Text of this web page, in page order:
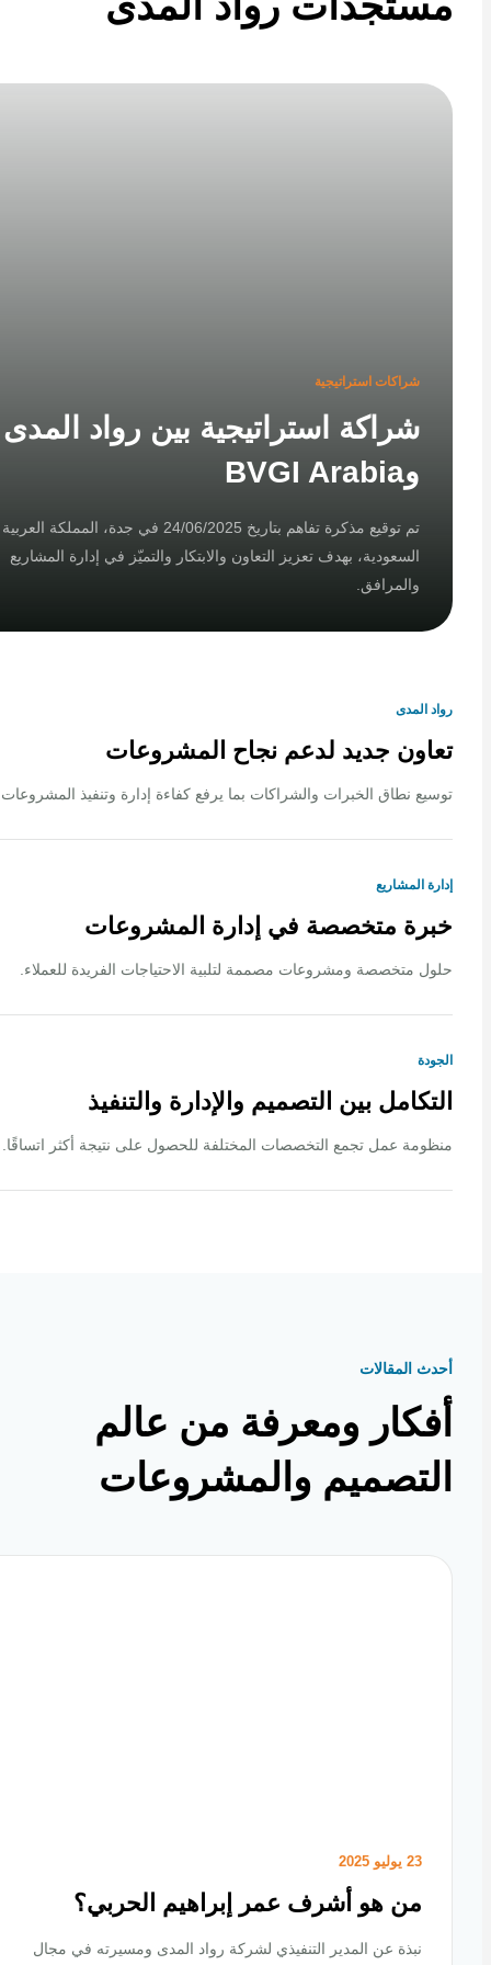
شراكات استراتيجية
شراكة استراتيجية بين رواد المدى
تم توقيع مذكرة تفاهم بتاريخ 24/06/2025 في جدة، المملكة العربية
السعودية، بهدف تعزيز التعاون والابتكار والتميّز في إدارة المشاريع
جديد لدعم نجاح المشروعات
نطاق الخبرات والشراكات بما يرفع كفاءة إدارة وتنفيذ المشروعات.
المشاريع
متخصصة في إدارة المشروعات
متخصصة ومشروعات مصممة لتلبية الاحتياجات الفريدة للعملاء.
بين التصميم والإدارة والتنفيذ
عمل تجمع التخصصات المختلفة للحصول على نتيجة أكثر اتساقًا.
المقالات
ومعرفة من عالم
والمشروعات
من هو أشرف عمر إبراهيم الحربي؟
نبذة عن المدير التنفيذي لشركة رواد المدى ومسيرته في مجال